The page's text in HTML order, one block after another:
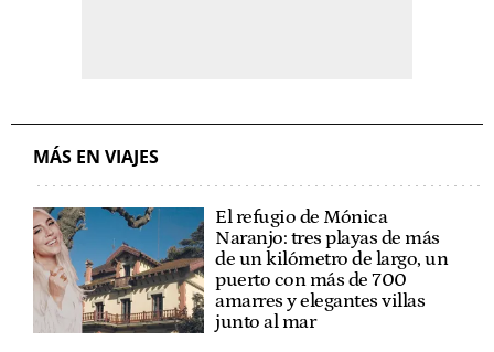
MÁS EN VIAJES
El refugio de Mónica
Naranjo: tres playas de más
de un kilómetro de largo, un
puerto con más de 700
amarres y elegantes villas
junto al mar